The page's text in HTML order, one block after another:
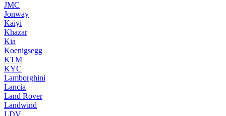
JMC
Jonway
Kaiyi
Khazar
Kia
Koenigsegg
KTM
KYC
Lamborghini
Lancia
Land Rover
Landwind
LDV